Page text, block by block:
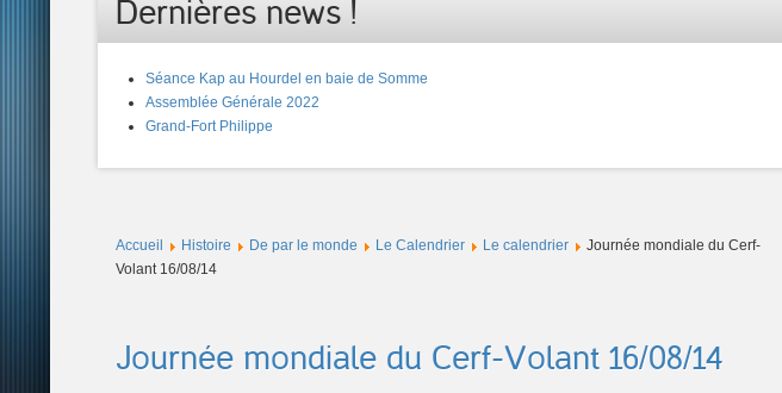
Dernières news !
Séance Kap au Hourdel en baie de Somme
Assemblée Générale 2022
Grand-Fort Philippe
Accueil Histoire De par le monde Le Calendrier Le calendrier
Journée mondiale du Cerf-
Volant 16/08/14
Journée mondiale du Cerf-Volant 16/08/14